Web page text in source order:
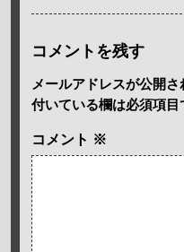
コメントを残す
メールアドレスが公開さ
付いている欄は必須項目
コメント ※